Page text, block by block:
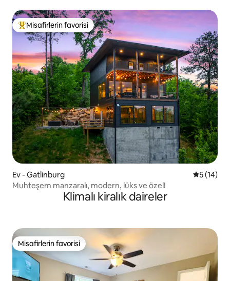
Misafirlerin favorilerinden en beğenilenler arasında
Misafirlerin favorisi
Ev - Gatlinburg 55 (14)
Muhteşem manzaralı, modern, lüks ve özel!
Klimalı kiralık daireler
Misafirlerin favorisi
Misafirlerin favorisi